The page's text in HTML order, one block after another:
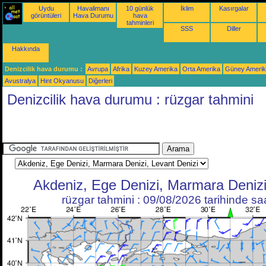
Uydu
görüntüleri
Havalimanı
Hava Durumu
10 günlük
hava
tahminleri
İklim Kasırgalar
SSS Diller
Hakkında
Denizcilik hava durumu : Avrupa Afrika Kuzey Amerika Orta Amerika
Güney
Avustralya
Hint Okyanusu Diğerleri
Denizcilik hava durumu : rüzgar tahmini
Akdeniz, Ege Denizi, Marmara
rüzgar tahmini : 09/08/2026 tarihinde